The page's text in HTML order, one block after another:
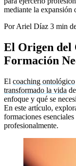
mediante la expansión
Por Ariel Díaz 3 min
El Origen del
Formación
El coaching ontológico
transformado la vida
enfoque y qué se
En este artículo,
formaciones
profesionalmente.